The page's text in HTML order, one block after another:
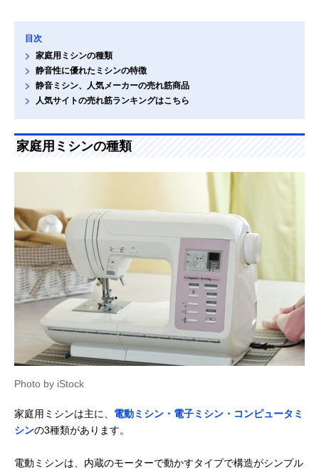
目次
家庭用ミシンの種類
静音性に優れたミシンの特徴
静音ミシン、人気メーカーの売れ筋商品
人気サイトの売れ筋ランキングはこちら
家庭用ミシンの種類
Photo by iStock
家庭用ミシンは主に、 電動ミシン・電子ミシン・コンピュータミ
シンの3種類があります。
電動ミシンは、内蔵のモーターで動かすタイプで構造がシンプル